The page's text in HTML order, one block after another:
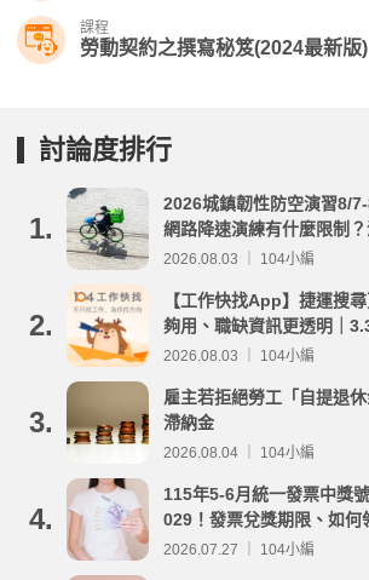
課程
勞動契約之撰寫秘笈(2024最新版)
討論度排行
1.
2026城鎮韌性防空演習8/
網路降速演練有什麼限制
事項整理
2026.08.03 ｜ 104小編
2.
【工作快找App】捷運搜
夠用、職缺資訊更透明｜
2026.08.03 ｜ 104小編
3.
雇主若拒絕勞工「自提退
滯納金
2026.08.04 ｜ 104小編
4.
115年5-6月統一發票中獎
029！發票兌獎期限、如何
2026.07.27 ｜ 104小編